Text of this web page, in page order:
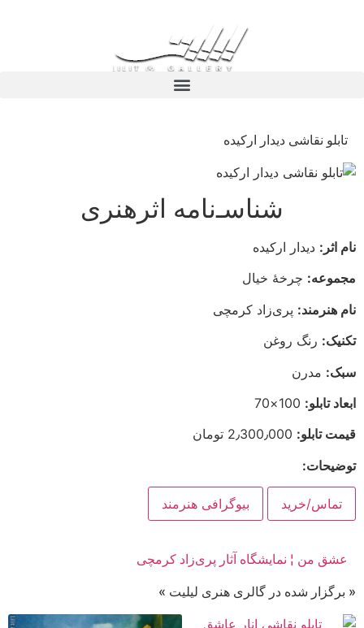
تابلو نقاشی دیدار ارکیده
شناسـ‌نامه اثرهنری
نام اثر: دیدار ارکیده
مجموعه: چرخهٔ خیال
نام هنرمند: پری‌زاد کرمچی
تکنیک: رنگ روغن
سبک: مدرن
ابعاد تابلو:
قیمت تابلو:
توضیحات:
تماس/خرید بیوگرافی هنرمند
عشق من ¦ نمایشگاه آثار پری‌زاد کرمچی
« برگزار شده در گالری هنری لیلیت »